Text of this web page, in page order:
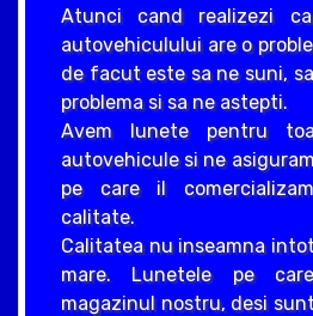
Atunci cand realizezi
autovehiculului are o
de facut este sa ne suni,
problema si sa ne astepti.
Avem lunete pentru
autovehicule si ne
pe care il
calitate.
Calitatea nu inseamna
mare. Lunetele pe
magazinul nostru, desi